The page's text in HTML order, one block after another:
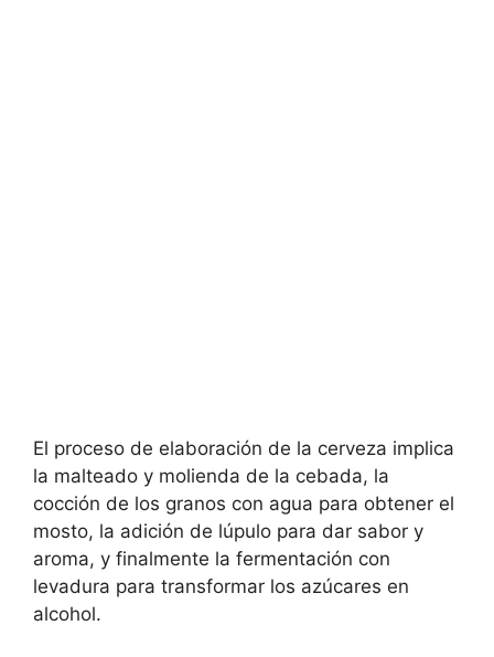
El proceso de elaboración de la cerveza implica
la malteado y molienda de la cebada, la
cocción de los granos con agua para obtener el
mosto, la adición de lúpulo para dar sabor y
aroma, y finalmente la fermentación con
levadura para transformar los azúcares en
alcohol.